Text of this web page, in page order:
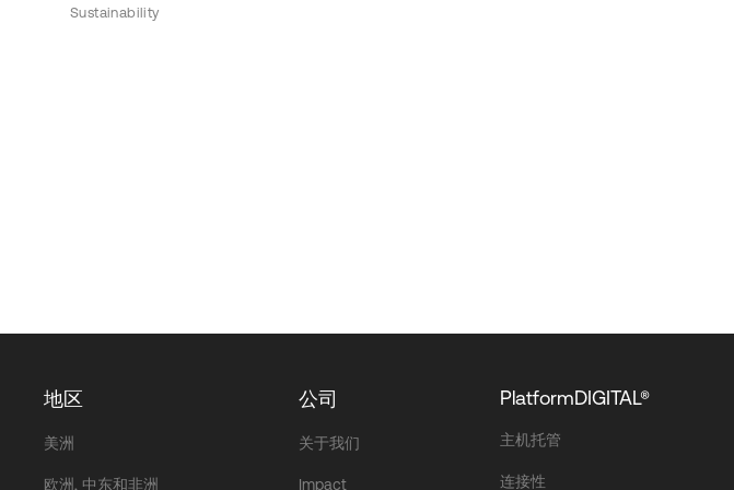
Sustainability
地区
美洲
欧洲, 中东和非洲
公司
关于我们
Impact
PlatformDIGITAL®
主机托管
连接性